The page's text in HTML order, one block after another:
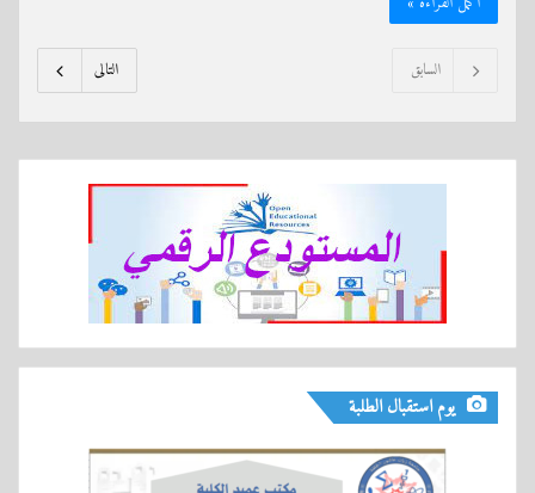
السابق التالى
يوم استقبال الطلبة